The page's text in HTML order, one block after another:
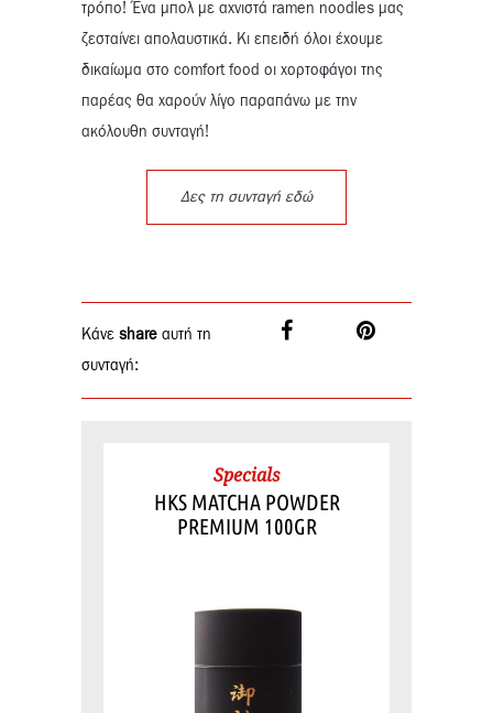
τρόπο! Ένα μπολ με αχνιστά ramen noodles μας
ζεσταίνει απολαυστικά. Κι επειδή όλοι έχουμε
δικαίωμα στο comfort food oι χορτοφάγοι της
παρέας θα χαρούν λίγο παραπάνω με την
ακόλουθη συνταγή!
Δες τη συνταγή εδώ
Κάνε share αυτή τη
συνταγή:
Specials
HKS MATCHA POWDER
PREMIUM 100GR